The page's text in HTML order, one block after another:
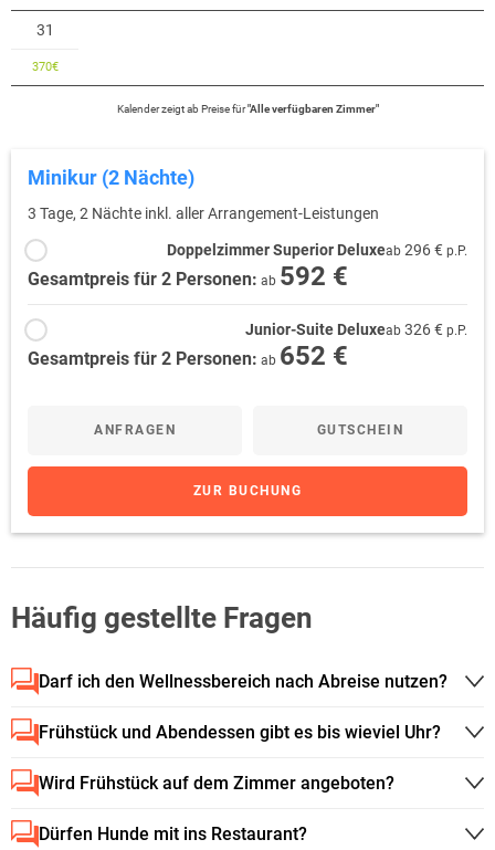
31
370€
Kalender zeigtab Preise für"Alle verfügbaren Zimmer"
Minikur (2 Nächte)
3 Tage, 2 Nächte inkl. aller Arrangement-Leistungen
Doppelzimmer Superior Deluxeab 296 € p.P.
Gesamtpreis für 2 Personen: ab 592 €
Junior-Suite Deluxeab 326 € p.P.
Gesamtpreis für 2 Personen: ab 652 €
ANFRAGEN GUTSCHEIN
ZUR BUCHUNG
Häufig gestellte Fragen
Darf ich den Wellnessbereich nach Abreise nutzen?
Frühstück und Abendessen gibt es bis wieviel Uhr?
Wird Frühstück auf dem Zimmer angeboten?
Dürfen Hunde mit ins Restaurant?